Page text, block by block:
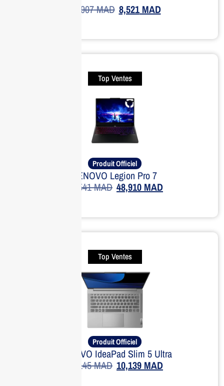
10,907MAD 8,521MAD
Top Ventes
Produit Officiel
LENOVO Legion Pro 7
57,541MAD 48,910 MAD
Top Ventes
Produit Officiel
LENOVO IdeaPad Slim 5 Ultra
15,145MAD 10,139 MAD